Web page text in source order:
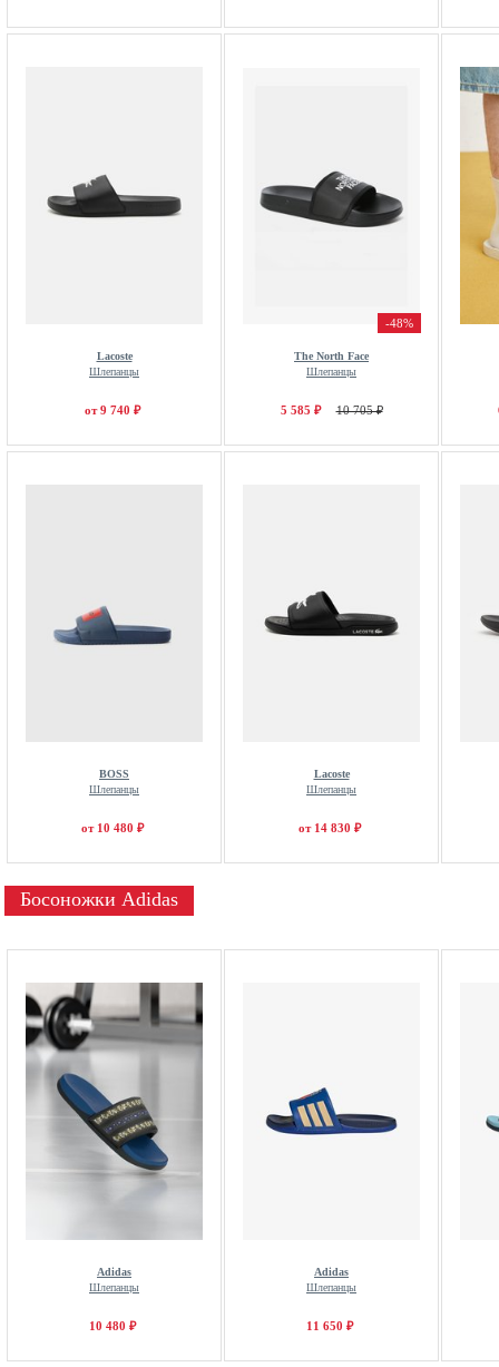
Lacoste
Шлепанцы
от 9 740 ₽
-48%
The North Face
Шлепанцы
5 585 ₽ 10 705 ₽
BOSS
Шлепанцы
от 10 480 ₽
Lacoste
Шлепанцы
от 14 830 ₽
Босоножки Adidas
Adidas
Шлепанцы
10 480 ₽
Adidas
Шлепанцы
11 650 ₽